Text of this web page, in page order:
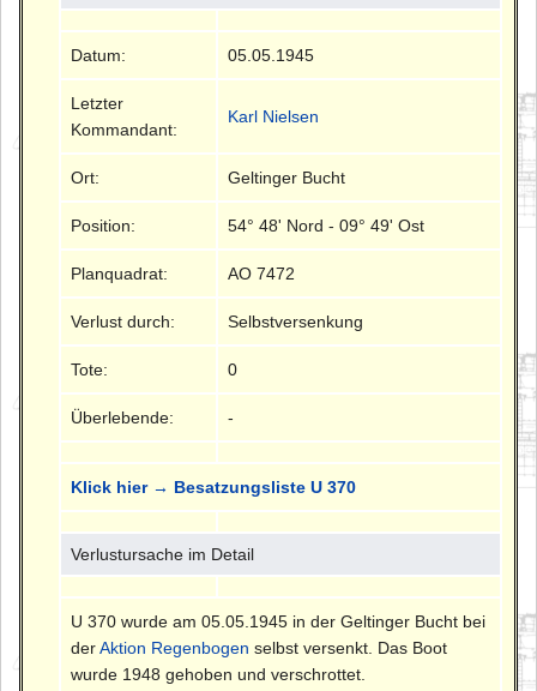
Datum: 05.05.1945
Letzter
Kommandant:
Karl Nielsen
Ort: Geltinger Bucht
Position: 54° 48' Nord - 09° 49' Ost
Planquadrat: AO 7472
Verlust durch: Selbstversenkung
Tote: 0
Überlebende: -
Klick hier → Besatzungsliste U 370
Verlustursache im Detail
U 370 wurde am 05.05.1945 in der Geltinger Bucht bei
derAktion Regenbogen selbst versenkt. Das Boot
wurde 1948 gehoben und verschrottet.